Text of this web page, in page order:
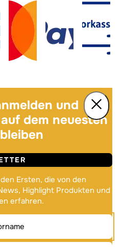
und
dem neuesten
Ersten, die von den
Highlight Produkten und
erfahren.